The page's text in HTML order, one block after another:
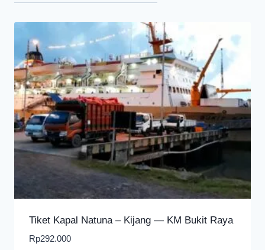
Tiket Kapal Natuna – Kijang — KM Bukit Raya
Rp292.000